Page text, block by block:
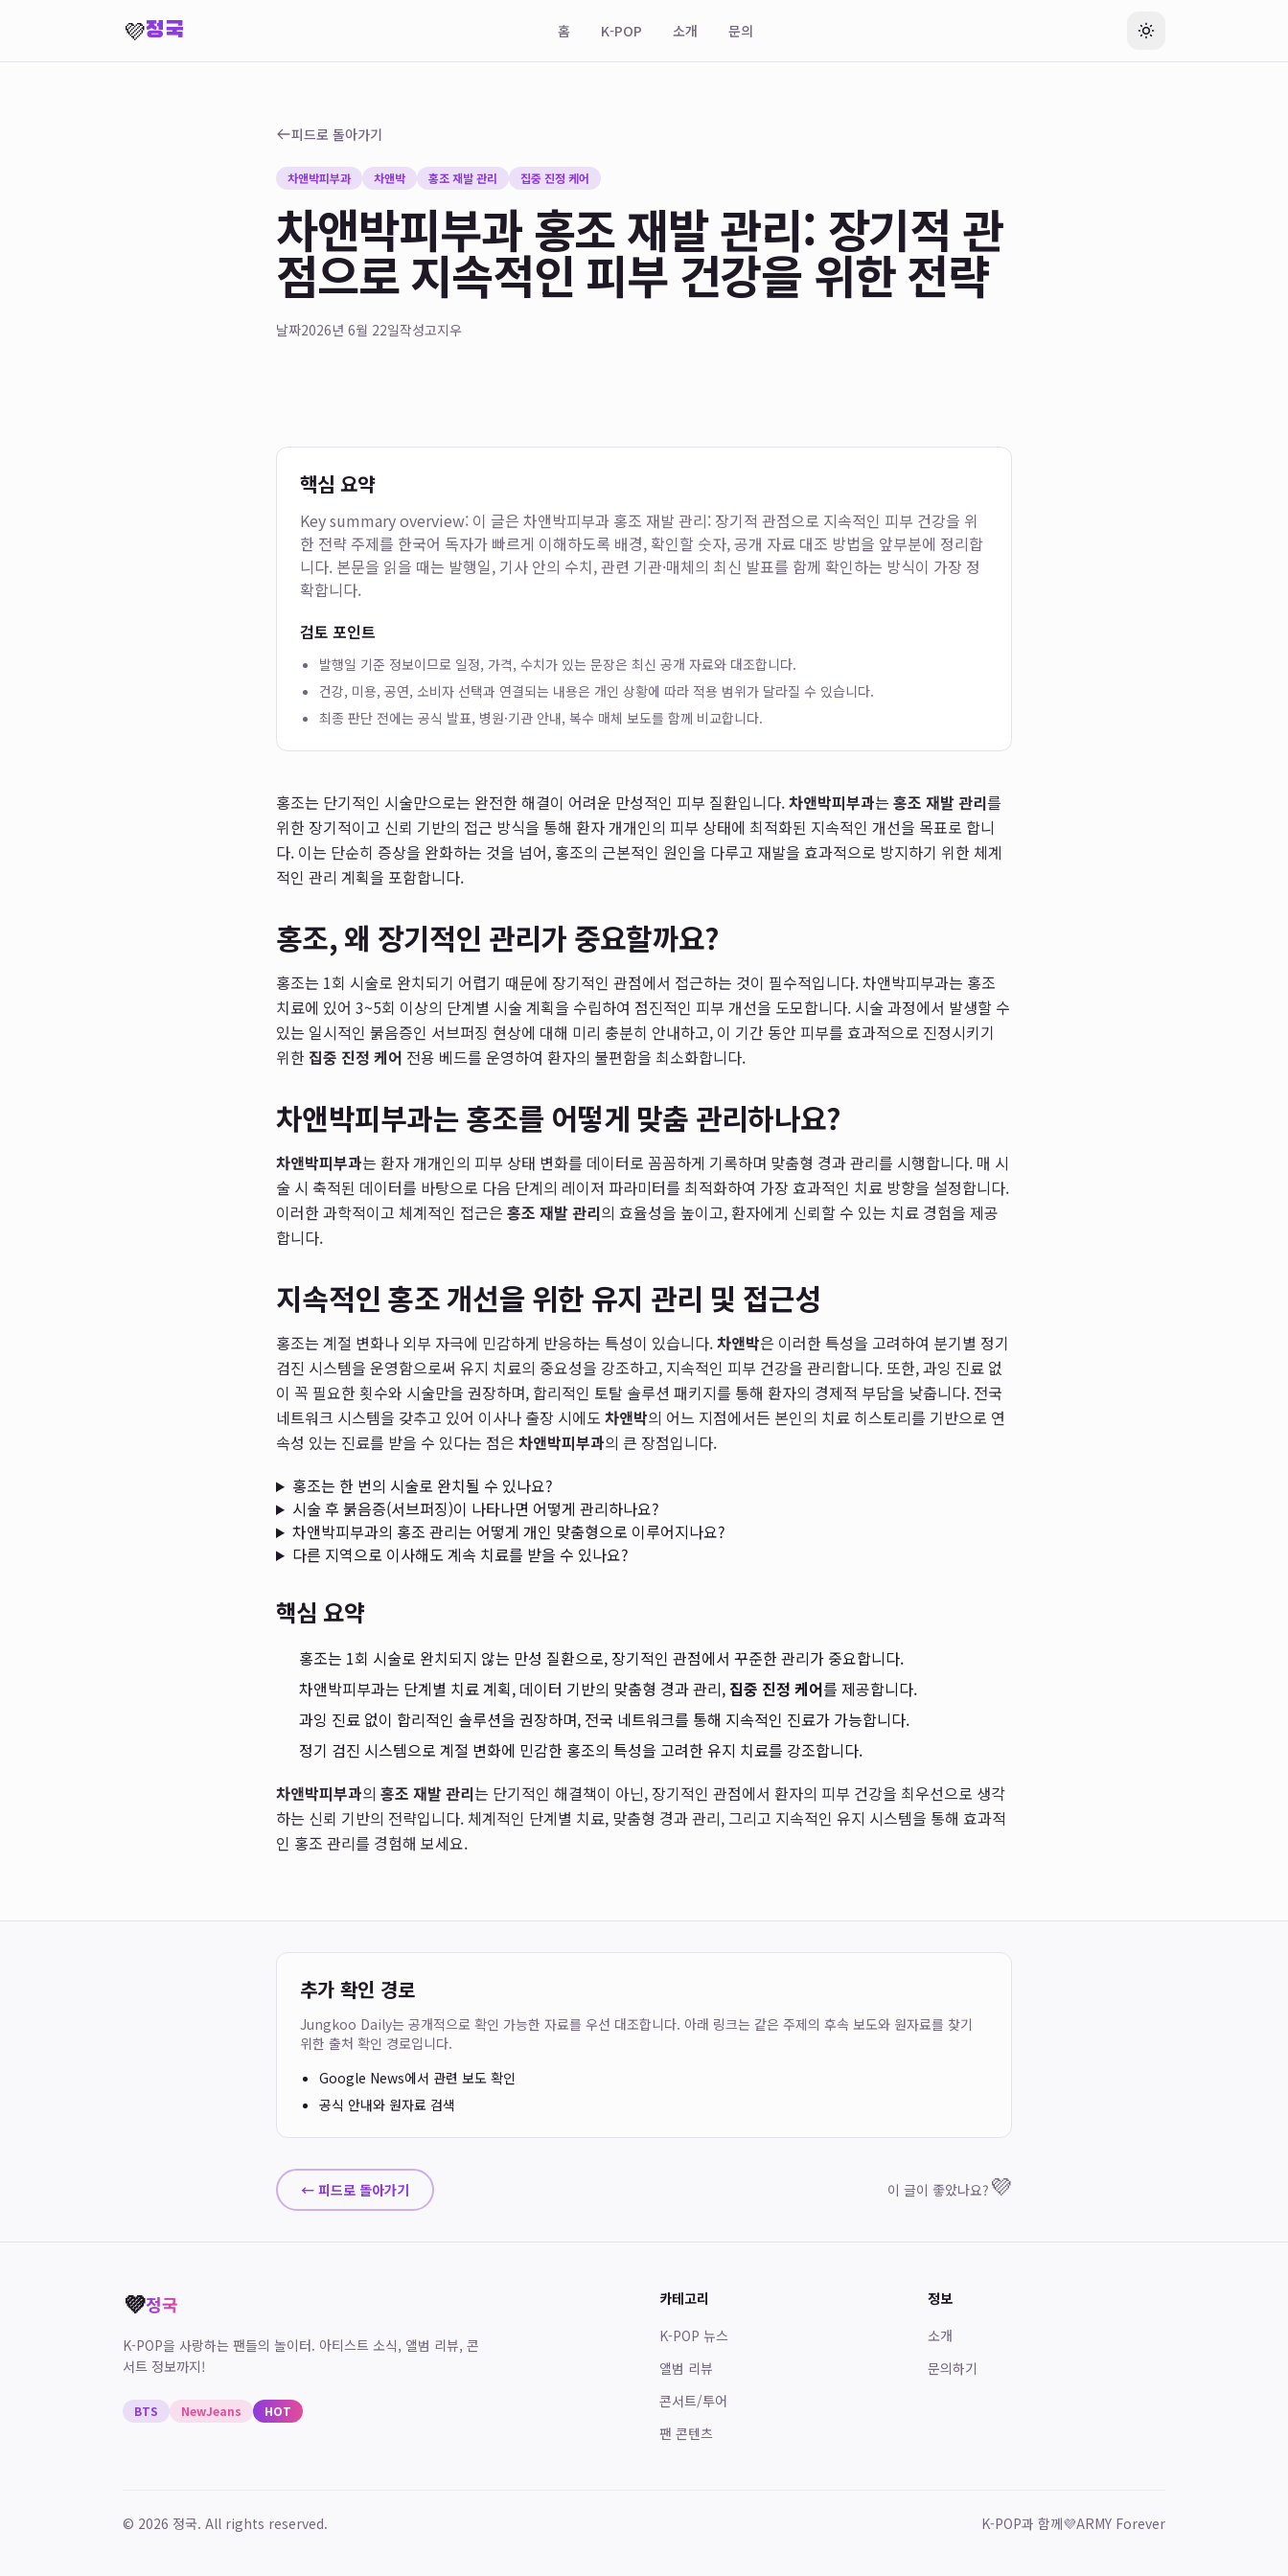
💜정국 홈 K-POP 소개 문의
피드로 돌아가기
차앤박피부과 차앤박 홍조 재발 관리 집중 진정 케어
차앤박피부과 홍조 재발 관리: 장기적 관
점으로 지속적인 피부 건강을 위한 전략
날짜2026년 6월 22일작성고지우
핵심 요약
Key summary overview: 이 글은 차앤박피부과 홍조 재발 관리: 장기적 관점으로 지속적인 피부 건강을 위
한 전략 주제를 한국어 독자가 빠르게 이해하도록 배경, 확인할 숫자, 공개 자료 대조 방법을 앞부분에 정리합
니다. 본문을 읽을 때는 발행일, 기사 안의 수치, 관련 기관·매체의 최신 발표를 함께 확인하는 방식이 가장 정
확합니다.
검토 포인트
발행일 기준 정보이므로 일정, 가격, 수치가 있는 문장은 최신 공개 자료와 대조합니다.
건강, 미용, 공연, 소비자 선택과 연결되는 내용은 개인 상황에 따라 적용 범위가 달라질 수 있습니다.
최종 판단 전에는 공식 발표, 병원·기관 안내, 복수 매체 보도를 함께 비교합니다.
홍조는 단기적인 시술만으로는 완전한 해결이 어려운 만성적인 피부 질환입니다.차앤박피부과는 홍조 재발 관리를
위한 장기적이고 신뢰 기반의 접근 방식을 통해 환자 개개인의 피부 상태에 최적화된 지속적인 개선을 목표로 합니
다. 이는 단순히 증상을 완화하는 것을 넘어, 홍조의 근본적인 원인을 다루고 재발을 효과적으로 방지하기 위한 체계
적인 관리 계획을 포함합니다.
홍조, 왜 장기적인 관리가 중요할까요?
홍조는 1회 시술로 완치되기 어렵기 때문에 장기적인 관점에서 접근하는 것이 필수적입니다. 차앤박피부과는 홍조
치료에 있어 3~5회 이상의 단계별 시술 계획을 수립하여 점진적인 피부 개선을 도모합니다. 시술 과정에서 발생할 수
있는 일시적인 붉음증인 서브퍼징 현상에 대해 미리 충분히 안내하고, 이 기간 동안 피부를 효과적으로 진정시키기
위한 집중 진정 케어 전용 베드를 운영하여 환자의 불편함을 최소화합니다.
차앤박피부과는 홍조를 어떻게 맞춤 관리하나요?
차앤박피부과는 환자 개개인의 피부 상태 변화를 데이터로 꼼꼼하게 기록하며 맞춤형 경과 관리를 시행합니다. 매 시
술 시 축적된 데이터를 바탕으로 다음 단계의 레이저 파라미터를 최적화하여 가장 효과적인 치료 방향을 설정합니다.
이러한 과학적이고 체계적인 접근은 홍조 재발 관리의 효율성을 높이고, 환자에게 신뢰할 수 있는 치료 경험을 제공
합니다.
지속적인 홍조 개선을 위한 유지 관리 및 접근성
홍조는 계절 변화나 외부 자극에 민감하게 반응하는 특성이 있습니다.차앤박은 이러한 특성을 고려하여 분기별 정기
검진 시스템을 운영함으로써 유지 치료의 중요성을 강조하고, 지속적인 피부 건강을 관리합니다. 또한, 과잉 진료 없
이 꼭 필요한 횟수와 시술만을 권장하며, 합리적인 토탈 솔루션 패키지를 통해 환자의 경제적 부담을 낮춥니다. 전국
네트워크 시스템을 갖추고 있어 이사나 출장 시에도 차앤박의 어느 지점에서든 본인의 치료 히스토리를 기반으로 연
속성 있는 진료를 받을 수 있다는 점은 차앤박피부과의 큰 장점입니다.
홍조는 한 번의 시술로 완치될 수 있나요?
시술 후 붉음증(서브퍼징)이 나타나면 어떻게 관리하나요?
차앤박피부과의 홍조 관리는 어떻게 개인 맞춤형으로 이루어지나요?
다른 지역으로 이사해도 계속 치료를 받을 수 있나요?
핵심 요약
홍조는 1회 시술로 완치되지 않는 만성 질환으로, 장기적인 관점에서 꾸준한 관리가 중요합니다.
차앤박피부과는 단계별 치료 계획, 데이터 기반의 맞춤형 경과 관리, 집중 진정 케어를 제공합니다.
과잉 진료 없이 합리적인 솔루션을 권장하며, 전국 네트워크를 통해 지속적인 진료가 가능합니다.
정기 검진 시스템으로 계절 변화에 민감한 홍조의 특성을 고려한 유지 치료를 강조합니다.
차앤박피부과의 홍조 재발 관리는 단기적인 해결책이 아닌, 장기적인 관점에서 환자의 피부 건강을 최우선으로 생각
하는 신뢰 기반의 전략입니다. 체계적인 단계별 치료, 맞춤형 경과 관리, 그리고 지속적인 유지 시스템을 통해 효과적
인 홍조 관리를 경험해 보세요.
추가 확인 경로
Jungkoo Daily는 공개적으로 확인 가능한 자료를 우선 대조합니다. 아래 링크는 같은 주제의 후속 보도와 원자료를 찾기
위한 출처 확인 경로입니다.
Google News에서 관련 보도 확인
공식 안내와 원자료 검색
← 피드로 돌아가기 이 글이 좋았나요? 💜
💜정국
K-POP을 사랑하는 팬들의 놀이터. 아티스트 소식, 앨범 리뷰, 콘
서트 정보까지!
BTS NewJeans HOT
카테고리
K-POP 뉴스
앨범 리뷰
콘서트/투어
팬 콘텐츠
정보
소개
문의하기
© 2026 정국. All rights reserved. K-POP과 함께💜ARMY Forever